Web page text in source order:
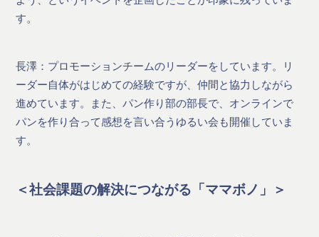
す。
長澤：プロモーションチームのリーダーをしています。リ
ーダー自体がはじめての経験ですが、仲間と協力しながら
進めています。また、パン作り部の部長で、オンラインで
パンを作り合って感想を言い合うゆるい会も開催していま
す。
＜社会課題の解決につながる「ママボノ」＞